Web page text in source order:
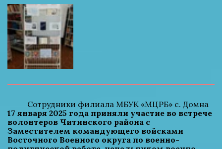
17 января 2025 года приняли участие во встрече
волонтеров Читинского района с
Заместителем командующего войсками
Восточного Военного округа по военно-